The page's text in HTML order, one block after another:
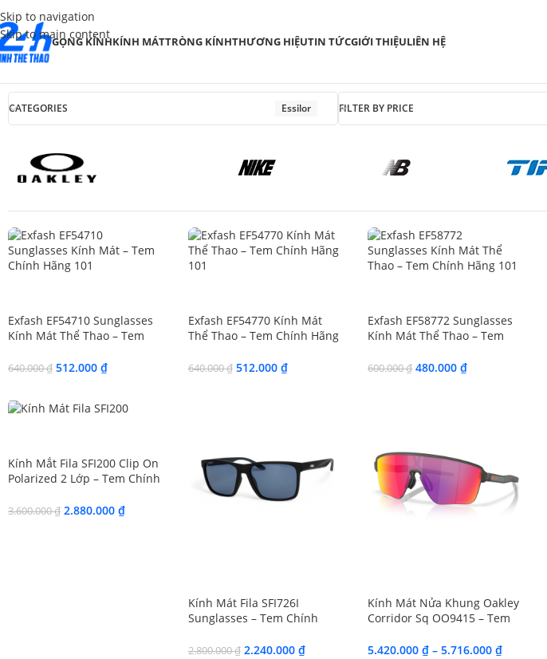
Skip to navigation
Skip to main content
GỌNG KÍNHKÍNH MÁTTRÒNG KÍNHTHƯƠNG HIỆUTIN TỨCGIỚI THIỆULIÊN HỆ
CATEGORIES Essilor FILTER BY PRICE
Exfash EF54710 Sunglasses
Kính Mát Thể Thao – Tem
640.000₫ 512.000 ₫
Exfash EF54770 Kính Mát
Thể Thao – Tem Chính Hãng
640.000₫ 512.000 ₫
Exfash EF58772 Sunglasses
Kính Mát Thể Thao – Tem
600.000₫ 480.000₫
Kính Mắt Fila SFI200 Clip On
Polarized 2 Lớp – Tem Chính
3.600.000₫ 2.880.000 ₫
Kính Mát Fila SFI726I
Sunglasses – Tem Chính
2.800.000₫ 2.240.000 ₫
Kính Mát Nửa Khung Oakley
Corridor Sq OO9415 – Tem
5.420.000₫ – 5.716.000₫